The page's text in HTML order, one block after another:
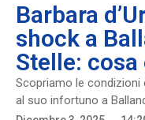
Barbara
shock a
Stelle: cosa
Scopriamo le condizioni
al suo infortuno a